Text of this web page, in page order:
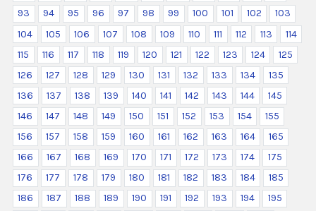
93
94 95 96 97 98 99 100 101 102
103
104
105 106 107 108 109 110 111 112 113
114
115
116 117 118 119 120 121 122 123 124
125
126
127 128 129 130 131 132 133 134
135
136
137 138 139 140 141 142 143 144
145
146
147 148 149 150 151 152 153 154
155
156
157 158 159 160 161 162 163 164
165
166
167 168 169 170 171 172 173 174
175
176
177 178 179 180 181 182 183 184
185
186
187 188 189 190 191 192 193 194
195